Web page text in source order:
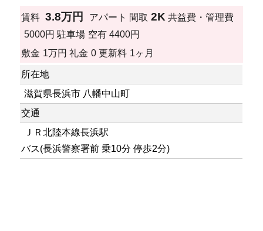
賃料 3.8万円 アパート 間取 2K 共益費・管理費
5000円 駐車場 空有 4400円
敷金 1万円 礼金 0 更新料 1ヶ月
所在地
滋賀県長浜市 八幡中山町
交通
ＪＲ北陸本線長浜駅
バス(長浜警察署前 乗10分 停歩2分)